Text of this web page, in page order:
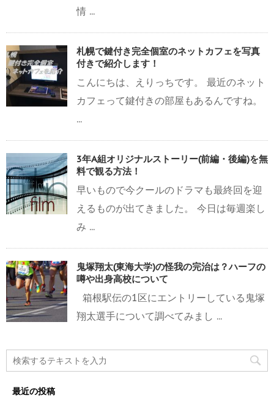
情 ...
札幌で鍵付き完全個室のネットカフェを写真
付きで紹介します！
こんにちは、えりっちです。 最近のネット
カフェって鍵付きの部屋もあるんですね。
...
3年A組オリジナルストーリー(前編・後編)を無
料で観る方法！
早いもので今クールのドラマも最終回を迎
えるものが出てきました。 今日は毎週楽し
み ...
鬼塚翔太(東海大学)の怪我の完治は？ハーフの
噂や出身高校について
箱根駅伝の1区にエントリーしている鬼塚
翔太選手について調べてみまし ...
最近の投稿